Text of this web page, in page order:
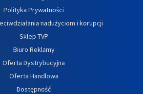
Polityka Prywatności
nadużyciom i korupcji
Sklep TVP
Biuro Reklamy
Oferta Dystrybucyjna
Oferta Handlowa
Dostępność